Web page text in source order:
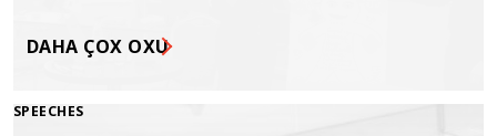
DAHA ÇOX OXU
SPEECHES